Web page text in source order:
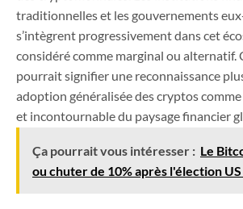
traditionnelles et les gouvernements
s’intègrent progressivement dans cet
considéré comme marginal ou
pourrait signifier une reconnaissance
adoption généralisée des cryptos
et incontournable du paysage financier
Ça pourrait vous intéresser : Le
ou chuter de 10% après l'élection US